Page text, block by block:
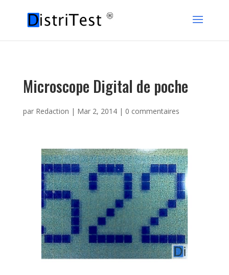
Microscope Digital de poche
par Redaction | Mar 2, 2014| 0 commentaires